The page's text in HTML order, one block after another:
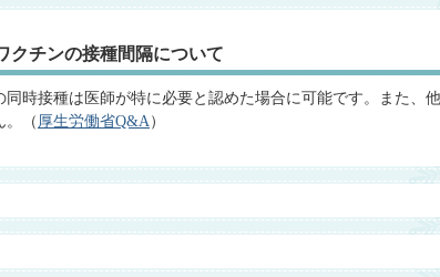
クチンの接種間隔について
時接種は医師が特に必要と認めた場合に可能です。また、
。（ 厚生労働省Q&A）